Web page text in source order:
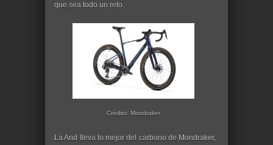
que sea todo un reto.
Crédito: Mondraker
La Arid lleva lo mejor del carbono de Mondraker,